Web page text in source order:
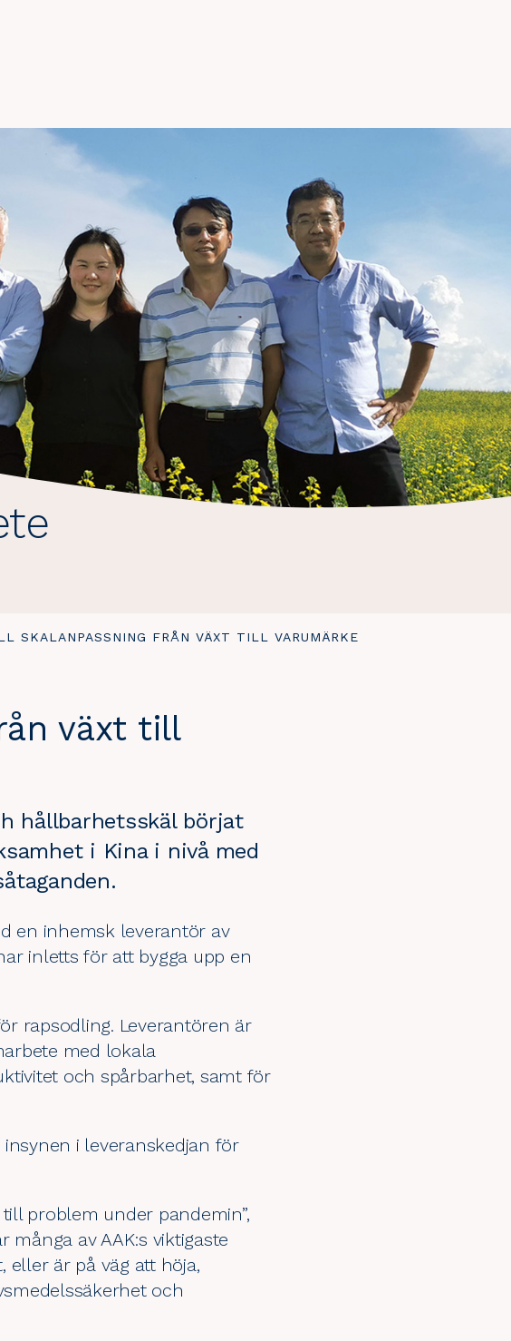
SKALANPASSNING FRÅN VÄXT TILL VARUMÄRKE
växt till
hållbarhetsskäl börjat
i Kina i nivå med
en inhemsk leverantör av
inletts för att bygga upp en
rapsodling. Leverantören är
med lokala
och spårbarhet, samt för
i leveranskedjan för
problem under pandemin”,
många av AAK:s viktigaste
eller är på väg att höja,
och